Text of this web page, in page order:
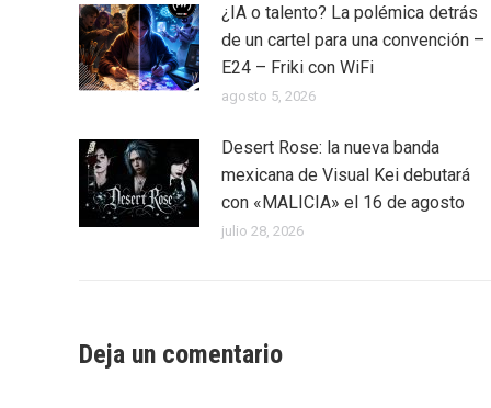
¿IA o talento? La polémica detrás
de un cartel para una convención –
E24 – Friki con WiFi
agosto 5, 2026
Desert Rose: la nueva banda
mexicana de Visual Kei debutará
con «MALICIA» el 16 de agosto
julio 28, 2026
Deja un comentario